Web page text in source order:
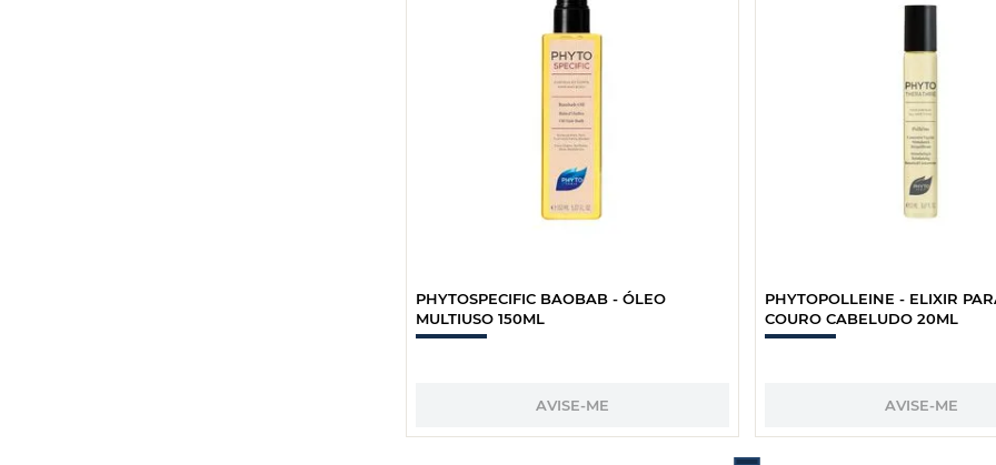
PHYTOSPECIFIC BAOBAB - ÓLEO
MULTIUSO 150ML
AVISE-ME
PHYTOPOLLEINE - ELIXIR
COURO CABELUDO 20ML
AVISE-ME